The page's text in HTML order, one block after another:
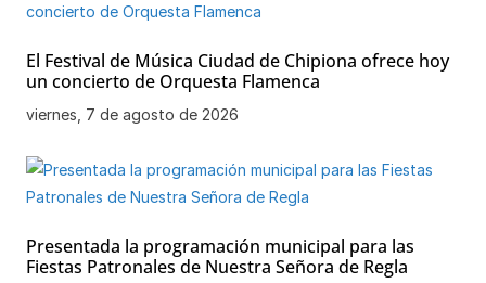
El Festival de Música Ciudad de Chipiona ofrece hoy
un concierto de Orquesta Flamenca
viernes, 7 de agosto de 2026
Presentada la programación municipal para las
Fiestas Patronales de Nuestra Señora de Regla